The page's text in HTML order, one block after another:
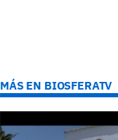
MÁS EN BIOSFERATV